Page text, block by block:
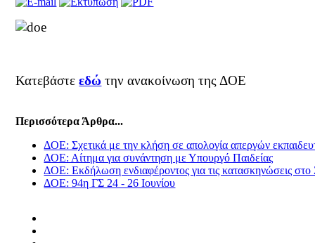
Κατεβάστεεδώ την ανακοίνωση της ΔΟΕ
Περισσότερα Άρθρα...
ΔΟΕ: Σχετικά με την κλήση σε απολογία απεργών
ΔΟΕ: Αίτημα για συνάντηση με Υπουργό Παιδείας
ΔΟΕ: Εκδήλωση ενδιαφέροντος για τις κατασκηνώσεις στο
ΔΟΕ: 94η ΓΣ 24 - 26 Ιουνίου